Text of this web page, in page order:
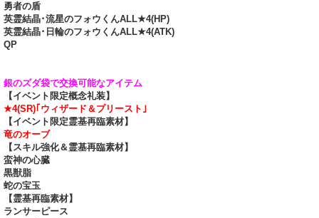
勇者の盾
英霊結晶･流星のフォウくんALL★4(HP)
英霊結晶･日輪のフォウくんALL★4(ATK)
QP
銀のズダ袋で交換可能なアイテム
【イベント限定概念礼装】
★4(SR)｢ウィザード＆プリースト｣
【イベント限定霊基再臨素材】
竜のオーブ
【スキル強化＆霊基再臨素材】
蛮神の心臓
黒獣脂
蛇の宝玉
【霊基再臨素材】
ランサーピース